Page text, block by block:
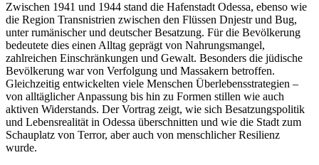
Zwischen 1941 und 1944 stand die Hafenstadt Odessa, ebenso wie
die Region Transnistrien zwischen den Flüssen Dnjestr und Bug,
unter rumänischer und deutscher Besatzung. Für die Bevölkerung
bedeutete dies einen Alltag geprägt von Nahrungsmangel,
zahlreichen Einschränkungen und Gewalt. Besonders die jüdische
Bevölkerung war von Verfolgung und Massakern betroffen.
Gleichzeitig entwickelten viele Menschen Überlebensstrategien –
von alltäglicher Anpassung bis hin zu Formen stillen wie auch
aktiven Widerstands. Der Vortrag zeigt, wie sich Besatzungspolitik
und Lebensrealität in Odessa überschnitten und wie die Stadt zum
Schauplatz von Terror, aber auch von menschlicher Resilienz
wurde.